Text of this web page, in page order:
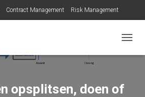
Contract Management Risk Management
O
opsplitsen, doen of